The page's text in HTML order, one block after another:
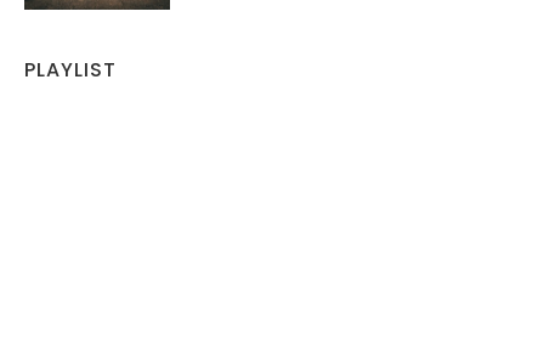
PLAYLIST